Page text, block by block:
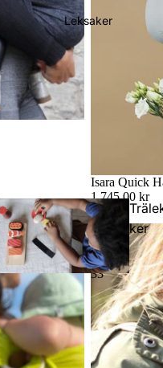
lar
Leksaker
ker
elar
Isara Quick
1 745,00 kr
Yaro
Broken
Twill
33